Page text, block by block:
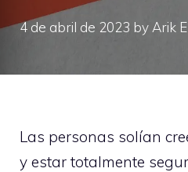
4 de abril de 2023 by Arik
Las personas solían
y estar totalmente